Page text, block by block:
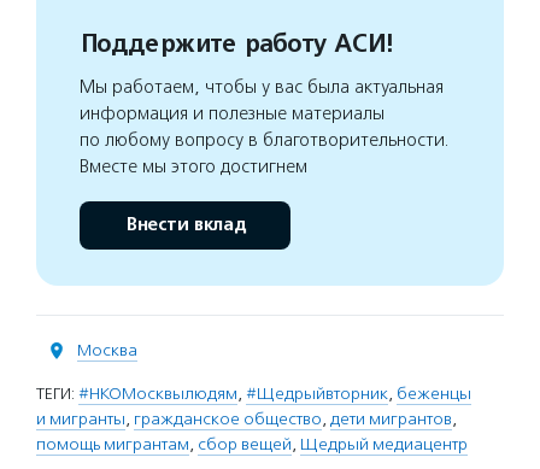
Поддержите работу АСИ!
Мы работаем, чтобы у вас была актуальная
информация и полезные материалы
по любому вопросу в благотворительности.
Вместе мы этого достигнем
Внести вклад
Москва
ТЕГИ: #НКОМосквылюдям, #Щедрыйвторник, беженцы
и мигранты, гражданское общество, дети мигрантов,
помощь мигрантам, сбор вещей, Щедрый медиацентр